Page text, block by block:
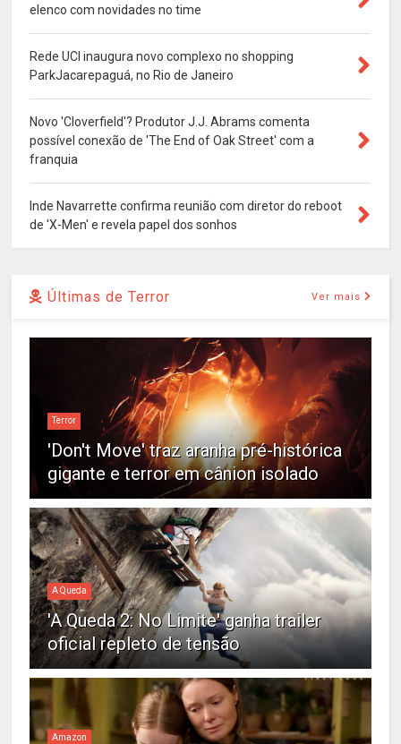
elenco com novidades no time
Rede UCI inaugura novo complexo no shopping
ParkJacarepaguá, no Rio de Janeiro
Novo 'Cloverfield'? Produtor J.J. Abrams comenta
possível conexão de 'The End of Oak Street' com a
franquia
Inde Navarrette confirma reunião com diretor do reboot
de 'X-Men' e revela papel dos sonhos
Últimas de Terror Ver mais
Terror
'Don't Move' traz aranha pré-histórica
gigante e terror em cânion isolado
A Queda
'A Queda 2: No Limite' ganha trailer
oficial repleto de tensão
Amazon